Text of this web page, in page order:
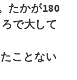
たかが180
で大して
ことない